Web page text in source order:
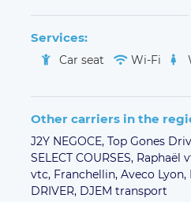
Services:
Car seat Wi-Fi
Other carriers in the
J2Y NEGOCE, Top Gones
SELECT COURSES, Raphaël
vtc, Franchellin, Aveco Lyon,
DRIVER, DJEM transport